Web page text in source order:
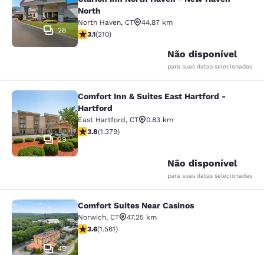
28
North
North Haven, CT
44.87 km
classificação 3.14 estrelas. Bom. 210 avaliações
3.1(210)
Não disponível
para suas datas selecionadas
Comfort Inn & Suites East
29
Comfort Inn & Suites East Hartford -
Hartford
East Hartford, CT
0.83 km
classificação 3.75 estrelas. Bom. 1379 avaliações
3.8(1.379)
Não disponível
para suas datas selecionadas
Comfort Suites Near Casinos
49
Comfort Suites Near Casinos
Norwich, CT
47.25 km
classificação 3.57 estrelas. Bom. 1561 avaliações
3.6(1.561)